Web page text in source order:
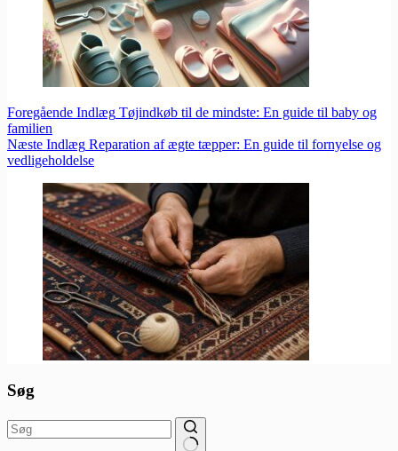
Foregående Indlæg Tøjindkøb til de mindste: En guide til baby og
familien
Næste Indlæg Reparation af ægte tæpper: En guide til fornyelse og
vedligeholdelse
Søg